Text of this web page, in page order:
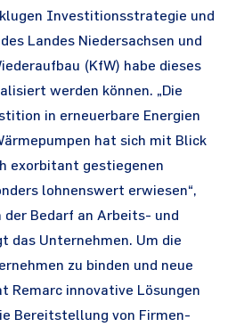
Investitionsstrategie und
Landes Niedersachsen und
(KfW) habe dieses
werden können. „Die
in erneuerbare Energien
hat sich mit Blick
exorbitant gestiegenen
lohnenswert erwiesen“,
Bedarf an Arbeits- und
das Unternehmen. Um die
zu binden und neue
Remarc innovative Lösungen
Bereitstellung von Firmen-